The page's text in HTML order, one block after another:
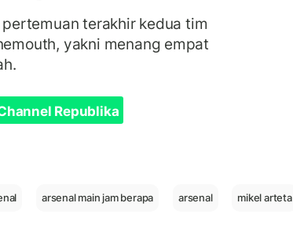
terakhir kedua tim
yakni menang empat
Republika
arsenal main jam berapa arsenal mikel arteta